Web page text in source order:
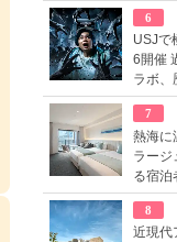
6
USJで
6開催
ラボ、
7
熱海に
ラージ
る宿泊
8
近現代